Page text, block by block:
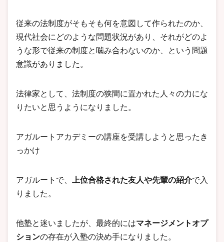
従来の法制度がそもそも何を意図して作られたのか、
現代社会にどのような問題状況があり、それがどのよ
うな形で従来の制度と噛み合わないのか、という問題
意識がありました。
法律家として、法制度の狭間に置かれた人々の力にな
りたいと思うようになりました。
アガルートアカデミーの講座を受講しようと思ったき
っかけ
アガルートで、 上位合格された友人や先輩の紹介で入
りました。
他塾と迷いましたが、最終的にはマネージメントオプ
ションの存在が入塾の決め手になりました。